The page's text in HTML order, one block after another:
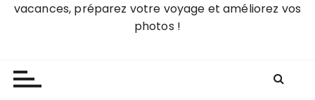
vacances, préparez votre voyage et améliorez vos
photos !